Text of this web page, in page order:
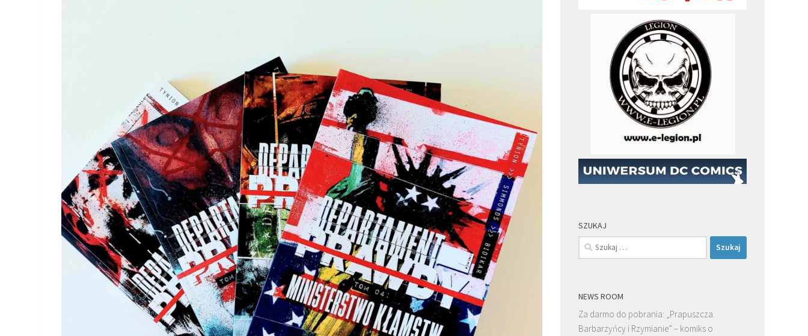
SZUKAJ
Szukaj:
NEWS ROOM
Za darmo do pobrania: „Prapuszcza.
Barbarzyńcy i Rzymianie” – komiks o